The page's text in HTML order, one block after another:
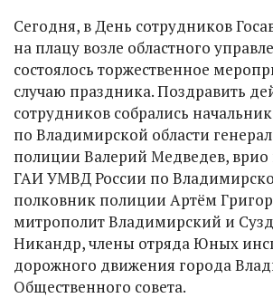
Сегодня, в День сотрудников
на плацу возле областного
состоялось торжественное
случаю праздника. Поздравить
сотрудников собрались
по Владимирской области
полиции Валерий Медведев, врио
ГАИ УМВД России по
полковник полиции Артём
митрополит Владимирский и
Никандр, члены отряда Юных
дорожного движения города
Общественного совета.